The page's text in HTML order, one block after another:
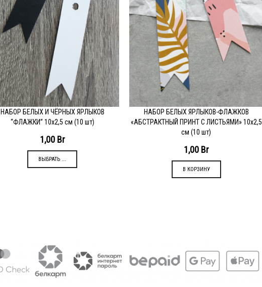
ПОДРОБНЕЕ
НАБОР БЕЛЫХ И ЧЁРНЫХ ЯРЛЫКОВ
“ФЛАЖКИ” 10х2,5 см (10 шт)
1,00 Br
ВЫБРАТЬ ...
ПОДРОБНЕЕ
НАБОР БЕЛЫХ ЯРЛЫКОВ-ФЛАЖКОВ
«АБСТРАКТНЫЙ ПРИНТ С ЛИСТЬЯМИ» 10х2,5
см (10 шт)
1,00 Br
В КОРЗИНУ